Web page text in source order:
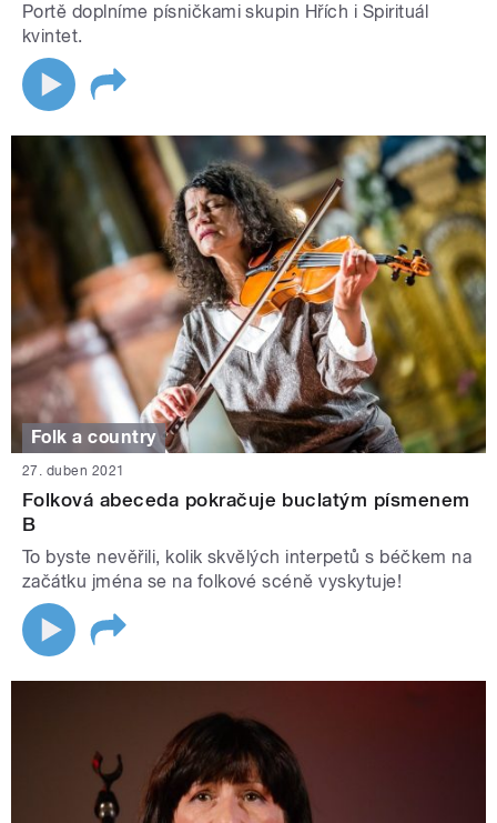
Portě doplníme písničkami skupin Hřích i Spirituál
kvintet.
Folk a country
27. duben 2021
Folková abeceda pokračuje buclatým písmenem
B
To byste nevěřili, kolik skvělých interpetů s béčkem na
začátku jména se na folkové scéně vyskytuje!